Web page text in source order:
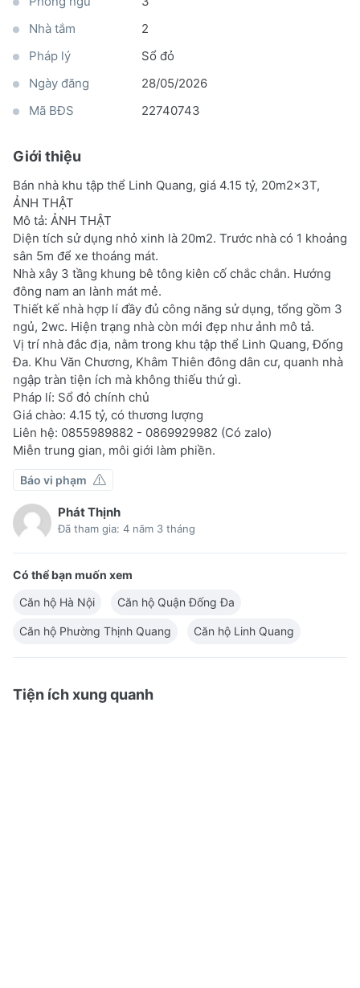
Nhà tắm
2
Pháp lý
Sổ đỏ
Ngày đăng
28/05/2026
Mã BĐS
22740743
Giới thiệu
Bán nhà khu tập thể Linh Quang, giá 4.15 tỷ, 20m2x3T,
ẢNH THẬT
Mô tả: ẢNH THẬT
Diện tích sử dụng nhỏ xinh là 20m2. Trước nhà có 1 khoảng
sân 5m để xe thoáng mát.
Nhà xây 3 tầng khung bê tông kiên cố chắc chắn. Hướng
đông nam an lành mát mẻ.
Thiết kế nhà hợp lí đầy đủ công năng sử dụng, tổng gồm 3
ngủ, 2wc. Hiện trạng nhà còn mới đẹp như ảnh mô tả.
Vị trí nhà đắc địa, nằm trong khu tập thể Linh Quang, Đống
Đa. Khu Văn Chương, Khâm Thiên đông dân cư, quanh nhà
ngập tràn tiện ích mà không thiếu thứ gì.
Pháp lí: Sổ đỏ chính chủ
Giá chào: 4.15 tỷ, có thương lượng
Liên hệ: 0855989882 - 0869929982 (Có zalo)
Miễn trung gian, môi giới làm phiền.
Báo vi phạm
Phát Thịnh
Đã tham gia: 4 năm 3 tháng
Có thể bạn muốn xem
Căn hộ Hà Nội
Căn hộ Quận Đống Đa
Căn hộ Phường Thịnh Quang Căn hộ Linh Quang
Tiện ích xung quanh